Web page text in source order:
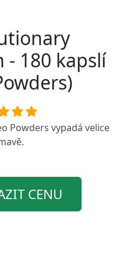
- 180 kapslí
Powders vypadá velice
CENU